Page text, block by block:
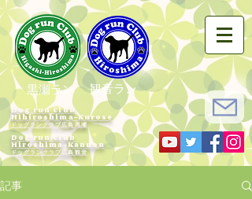
黒瀬ラン 観音ラン
Dog run Club
Hihiroshima-Kurose
ドッグランクラブ広島黒瀬
Dog run Club
Hiroshima-Kannon
​ドッグランクラブ広島観音
記事